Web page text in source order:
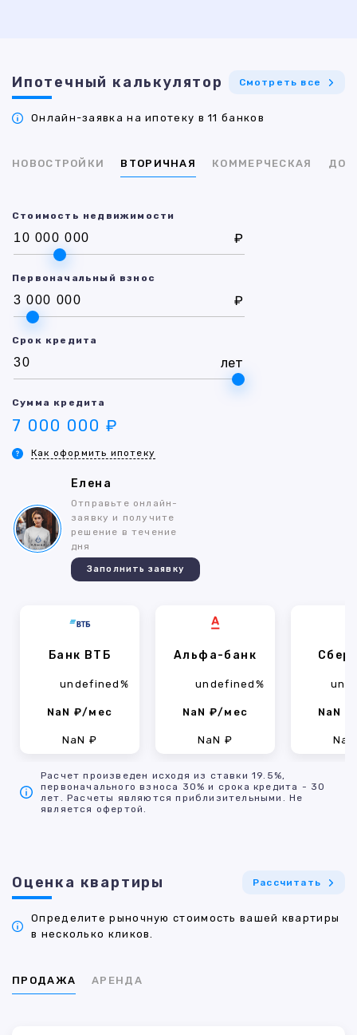
Ипотечный калькулятор Смотреть все
Онлайн-заявка на ипотеку в 11 банков
НОВОСТРОЙКИ ВТОРИЧНАЯ КОММЕРЧЕСКАЯ ДОМ
Стоимость недвижимости
₽
Первоначальный взнос
₽
Срок кредита
лет
Сумма кредита
7 000 000 ₽
Как оформить ипотеку
Елена
Отправьте онлайн-
заявку и получите
решение в течение
дня
Заполнить заявку
Банк ВТБ
undefined%
NaN ₽/мес
NaN ₽
Альфа-банк
undefined%
NaN ₽/мес
NaN ₽
NaN
Расчет произведен исходя из ставки 19.5%,
первоначального взноса 30% и срока кредита - 30
лет. Расчеты являются приблизительными. Не
является офертой.
Оценка квартиры Рассчитать
Определите рыночную стоимость вашей квартиры
в несколько кликов.
ПРОДАЖА АРЕНДА